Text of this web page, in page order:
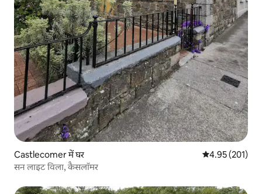
Castlecomer में घर औसत रेटिंग 5 में से
4.95 (201)
सन लाइट विला, कैसलॉमर